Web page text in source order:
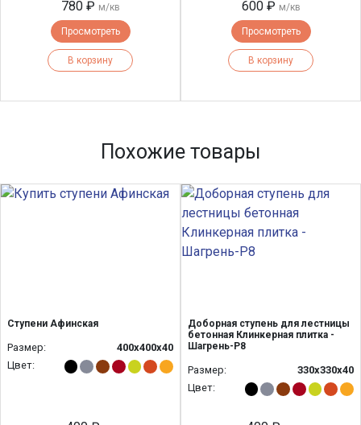
780 ₽ м/кв
Просмотреть
В корзину
600 ₽ м/кв
Просмотреть
В корзину
Похожие товары
Ступени Афинская
Размер:
400х400х40
Цвет:
Доборная ступень для лестницы
бетонная Клинкерная плитка -
Шагрень-Р8
Размер:
330х330х40
Цвет: